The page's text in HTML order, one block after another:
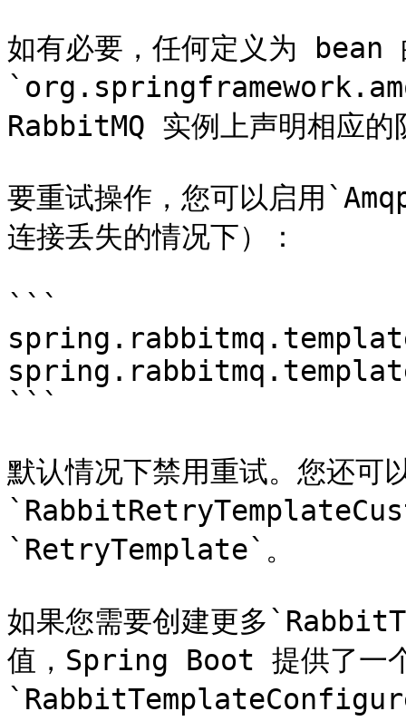
如有必要，任何定义为 bean
RabbitMQ 实例上声明相应的
要重试操作，您可以启用
连接丢失的情况下）：
```
```
默认情况下禁用重试。您还可
`RetryTemplate`。
如果您需要创建更多
值，Spring Boot 提供了一